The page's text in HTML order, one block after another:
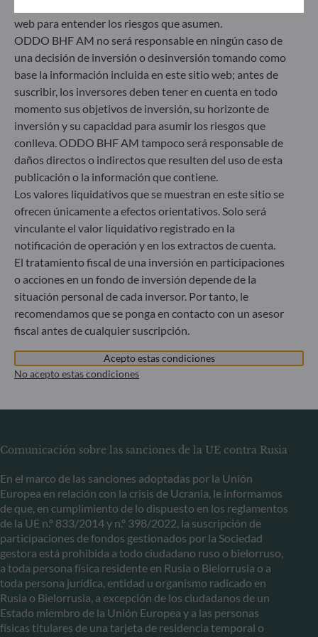
ODDO BHF Asset Management GmbH
Herzogstraße 15
40217 Düsseldorf
Alemania
+49 (0) 211 239 24 01
Gallusanlage 8
60329 Frankfurt am Main
Alemania
+49 (0) 69 920 50 0
Sociedad Gestora de Carteras autorizada por la
Bundesanstalt für Finanzdienstleistungsaufsicht (“BaFin”)
instancia de Düsseldorf
ODDO BHF Asset Management LUX
6, rue Gabriel Lippmann
L-5365 Munsbach
Luxemburgo
Sociedad gestora de carteras autorizada por la Commission
Comunicación sobre las sanciones de la UE contra Rusia
En el marco de las sanciones adoptadas por la Unión
Europea en relación con la crisis de Ucrania, le informamos
de que, en cumplimiento de lo dispuesto en los reglamentos
de la UE n.º 833/2014 y n.º 398/2022, la suscripción de
participaciones de fondos gestionados por la Sociedad
gestora está prohibida a todo ciudadano ruso o bielorruso,
a toda persona física residente en Rusia o Bielorrusia o a
toda persona jurídica, entidad u organismo radicado en
Rusia o Bielorrusia, a excepción de los ciudadanos de un
Estado miembro de la Unión Europea y a las personas
físicas titulares de una tarjeta de residencia temporal o
web para entender los riesgos que asumen.
ODDO BHF AM no será responsable en ningún caso de
una decisión de inversión o desinversión tomando como
base la información incluida en este sitio web; antes de
suscribir, los inversores deben tener en cuenta en todo
momento sus objetivos de inversión, su horizonte de
inversión y su capacidad para asumir los riesgos que
conlleva. ODDO BHF AM tampoco será responsable de
daños directos o indirectos que resulten del uso de esta
publicación o la información que contiene.
Los valores liquidativos que se muestran en este sitio se
ofrecen únicamente a efectos orientativos. Solo será
vinculante el valor liquidativo registrado en la
notificación de operación y en los extractos de cuenta.
El tratamiento fiscal de una inversión en participaciones
o acciones en un fondo de inversión depende de la
situación personal de cada inversor. Por tanto, le
recomendamos que se ponga en contacto con un asesor
fiscal antes de cualquier suscripción.
Acepto estas condiciones
No acepto estas condiciones